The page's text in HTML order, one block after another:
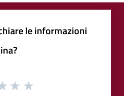
le informazioni